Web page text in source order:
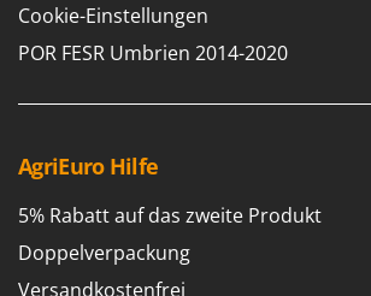
Cookie-Einstellungen
POR FESR Umbrien 2014-2020
AgriEuro Hilfe
5% Rabatt auf das zweite Produkt
Doppelverpackung
Versandkostenfrei